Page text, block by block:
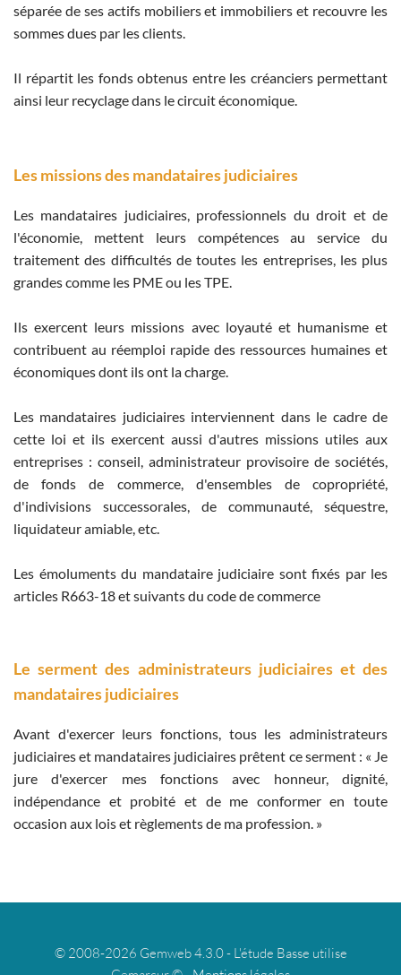
séparée de ses actifs mobiliers et immobiliers et recouvre les
sommes dues par les clients.
Il répartit les fonds obtenus entre les créanciers permettant
ainsi leur recyclage dans le circuit économique.
Les missions des mandataires judiciaires
Les mandataires judiciaires, professionnels du droit et de
l'économie, mettent leurs compétences au service du
traitement des difficultés de toutes les entreprises, les plus
grandes comme les PME ou les TPE.
Ils exercent leurs missions avec loyauté et humanisme et
contribuent au réemploi rapide des ressources humaines et
économiques dont ils ont la charge.
Les mandataires judiciaires interviennent dans le cadre de
cette loi et ils exercent aussi d'autres missions utiles aux
entreprises : conseil, administrateur provisoire de sociétés,
de fonds de commerce, d'ensembles de copropriété,
d'indivisions successorales, de communauté, séquestre,
liquidateur amiable, etc.
Les émoluments du mandataire judiciaire sont fixés par les
articles R663-18 et suivants du code de commerce
Le serment des administrateurs judiciaires et des
mandataires judiciaires
Avant d'exercer leurs fonctions, tous les administrateurs
judiciaires et mandataires judiciaires prêtent ce serment : « Je
jure d'exercer mes fonctions avec honneur, dignité,
indépendance et probité et de me conformer en toute
occasion aux lois et règlements de ma profession. »
© 2008-2026 Gemweb 4.3.0 - L'étude Basse utilise